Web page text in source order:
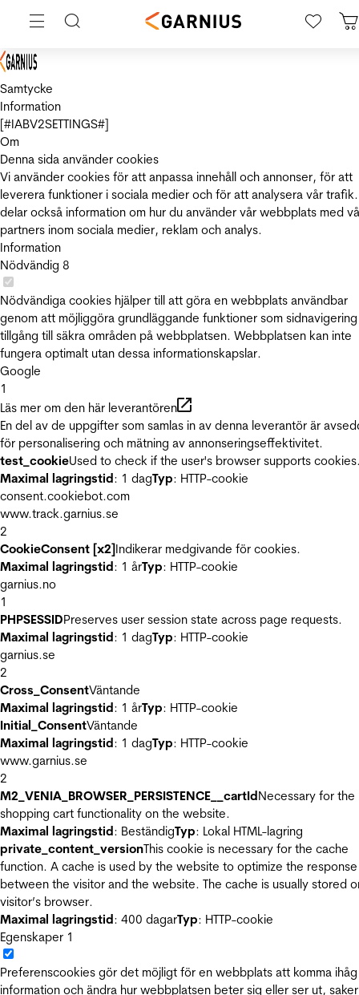
Samtycke
Information
[#IABV2SETTINGS#]
Om
Denna sida använder cookies
Vi använder cookies för att anpassa innehåll och annonser, för att
leverera funktioner i sociala medier och för att analysera vår
delar också information om hur du använder vår webbplats med
partners inom sociala medier, reklam och analys.
Information
Nödvändig 8
Nödvändiga cookies hjälper till att göra en webbplats användbar
genom att möjliggöra grundläggande funktioner som
tillgång till säkra områden på webbplatsen. Webbplatsen kan inte
fungera optimalt utan dessa informationskapslar.
Google
1
Läs mer om den här leverantören
En del av de uppgifter som samlas in av denna leverantör är
för personalisering och mätning av annonseringseffektivitet.
test_cookieUsed to check if the user's browser supports
Maximal lagringstid: 1 dagTyp: HTTP-cookie
consent.cookiebot.com
www.track.garnius.se
2
CookieConsent [x2]Indikerar medgivande för cookies.
Maximal lagringstid: 1 årTyp: HTTP-cookie
garnius.no
1
PHPSESSIDPreserves user session state across page requests.
Maximal lagringstid: 1 dagTyp: HTTP-cookie
garnius.se
2
Cross_ConsentVäntande
Maximal lagringstid: 1 årTyp: HTTP-cookie
Initial_ConsentVäntande
Maximal lagringstid: 1 dagTyp: HTTP-cookie
www.garnius.se
2
M2_VENIA_BROWSER_PERSISTENCE__cartIdNecessary for the
shopping cart functionality on the website.
Maximal lagringstid: BeständigTyp: Lokal HTML-lagring
private_content_versionThis cookie is necessary for the cache
function. A cache is used by the website to optimize the
between the visitor and the website. The cache is usually stored
visitor’s browser.
Maximal lagringstid: 400 dagarTyp: HTTP-cookie
Egenskaper 1
Preferenscookies gör det möjligt för en webbplats att komma ihåg
information och ändra hur webbplatsen beter sig eller ser ut,